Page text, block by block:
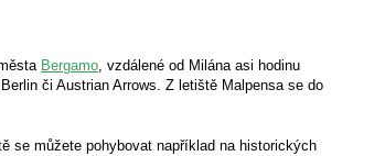
Bergamo , vzdálené od Milána asi hodinu
či Austrian Arrows. Z letiště Malpensa se do
se můžete pohybovat například na historických